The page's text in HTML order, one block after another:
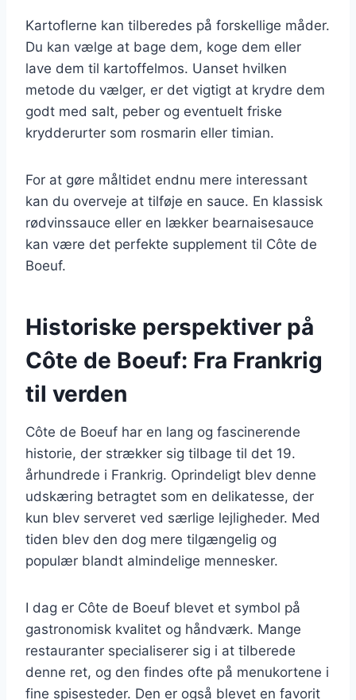
Kartoflerne kan tilberedes på forskellige måder.
Du kan vælge at bage dem, koge dem eller
lave dem til kartoffelmos. Uanset hvilken
metode du vælger, er det vigtigt at krydre dem
godt med salt, peber og eventuelt friske
krydderurter som rosmarin eller timian.
For at gøre måltidet endnu mere interessant
kan du overveje at tilføje en sauce. En klassisk
rødvinssauce eller en lækker bearnaisesauce
kan være det perfekte supplement til Côte de
Boeuf.
Historiske perspektiver på
Côte de Boeuf: Fra Frankrig
til verden
Côte de Boeuf har en lang og fascinerende
historie, der strækker sig tilbage til det 19.
århundrede i Frankrig. Oprindeligt blev denne
udskæring betragtet som en delikatesse, der
kun blev serveret ved særlige lejligheder. Med
tiden blev den dog mere tilgængelig og
populær blandt almindelige mennesker.
I dag er Côte de Boeuf blevet et symbol på
gastronomisk kvalitet og håndværk. Mange
restauranter specialiserer sig i at tilberede
denne ret, og den findes ofte på menukortene i
fine spisesteder. Den er også blevet en favorit